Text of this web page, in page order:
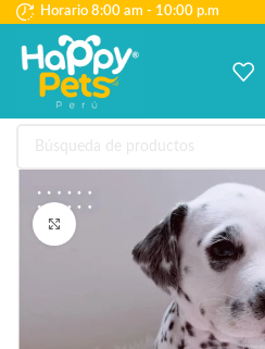
Horario 8:00 am - 10:00 p.m
Haga Click para agrandar